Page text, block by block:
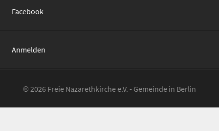
Facebook
Anmelden
© 2026 Freie Nazarethkirche e.V. - Gemeinde in Berlin